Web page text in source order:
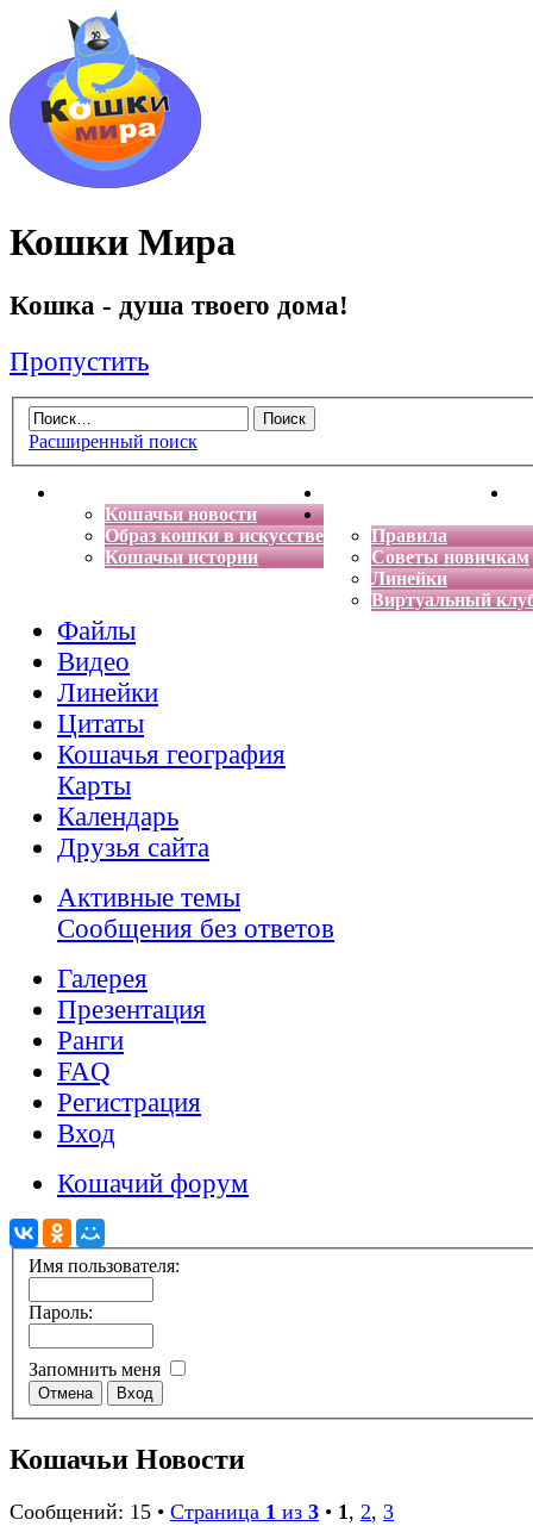
Кошки Мира
Кошка - душа твоего дома!
Пропустить
Расширенный поиск
Кошачьи новости
Образ кошки в искусстве
Кошачьи истории
Энциклопедия кошек
Правила
Советы новичкам
Линейки
Виртуальный
Файлы
Видео
Линейки
Цитаты
Кошачья география
Карты
Календарь
Друзья сайта
Активные темы
Сообщения без ответов
Галерея
Презентация
Ранги
FAQ
Регистрация
Вход
Кошачий форум
Имя пользователя:
Пароль:
Запомнить меня
Кошачьи Новости
Сообщений: 15 • Страница 1 из 3 • 1, 2, 3